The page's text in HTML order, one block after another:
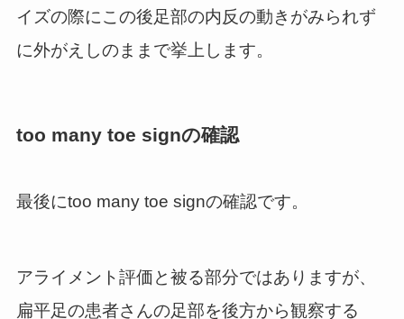
イズの際にこの後足部の内反の動きがみられず
に外がえしのままで挙上します。
too many toe signの確認
最後にtoo many toe signの確認です。
アライメント評価と被る部分ではありますが、
扁平足の患者さんの足部を後方から観察する